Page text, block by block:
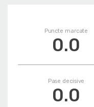
Puncte marcate
0.0
Pase decisive
0.0